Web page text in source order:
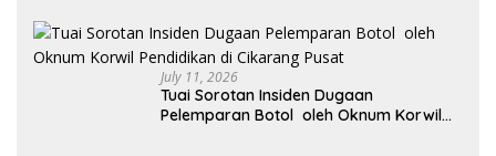
July 11, 2026
Tuai Sorotan Insiden Dugaan
Pelemparan Botol oleh Oknum Korwil